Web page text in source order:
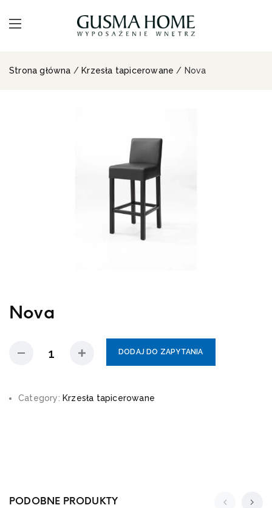
Strona główna / Krzesła tapicerowane / Nova
Nova
DODAJ DO ZAPYTANIA
Category: Krzesła tapicerowane
PODOBNE PRODUKTY